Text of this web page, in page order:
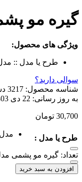
پشمی
محصول:
مدل :: مدل : 2
3217 دسته‌بندی‌ها:
22 دی 1403 تعداد
: مدل : 2
مو پشمی مدل حیوانات
خرید